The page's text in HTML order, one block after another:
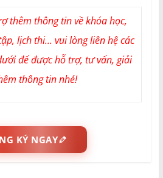
thêm thông tin về khóa học,
lịch thi... vui lòng liên hệ các
để được hỗ trợ, tư vấn, giải
thông tin nhé!
KÝ NGAY